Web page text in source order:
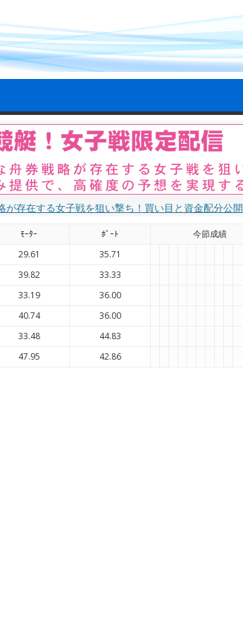
が存在する女子戦を狙い撃ち！買い目と資金配分公開
ﾓｰﾀｰ ﾎﾞｰﾄ 今節成績
29.61 35.71
39.82 33.33
33.19 36.00
40.74 36.00
33.48 44.83
47.95 42.86